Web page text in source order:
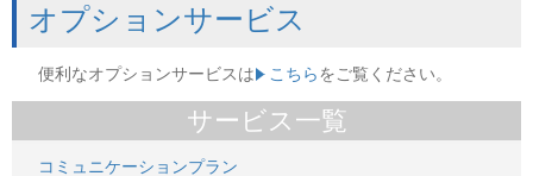
オプションサービス
便利なオプションサービスは こちらをご覧ください。
サービス一覧
コミュニケーションプラン